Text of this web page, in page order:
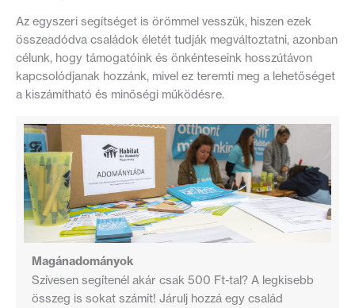
Az egyszeri segítséget is örömmel vesszük, hiszen ezek
összeadódva családok életét tudják megváltoztatni, azonban
célunk, hogy támogatóink és önkénteseink hosszútávon
kapcsolódjanak hozzánk, mivel ez teremti meg a lehetőséget
a kiszámítható és minőségi működésre.
Magánadományok
Szívesen segítenél akár csak 500 Ft-tal? A legkisebb
összeg is sokat számít! Járulj hozzá egy család